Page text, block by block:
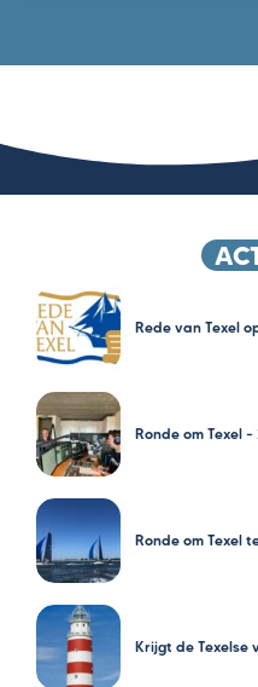
Rede van Texel
Ronde om Texel
Ronde om Texel
Krijgt de Texelse